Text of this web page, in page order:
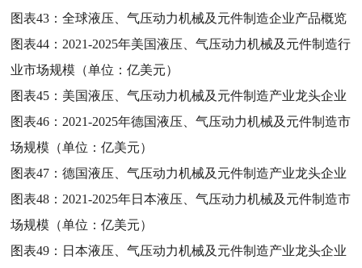
图表43：全球液压、气压动力机械及元件制造企业产品概览
图表44： 2021-2025年美国液压、气压动力机械及元件制造行
业市场规模（单位：亿美元）
图表45： 美国液压、气压动力机械及元件制造产业龙头企业
图表46： 2021-2025年德国液压、气压动力机械及元件制造市
场规模（单位：亿美元）
图表47：德国液压、气压动力机械及元件制造产业龙头企业
图表48： 2021-2025年日本液压、气压动力机械及元件制造市
场规模（单位：亿美元）
图表49： 日本液压、气压动力机械及元件制造产业龙头企业